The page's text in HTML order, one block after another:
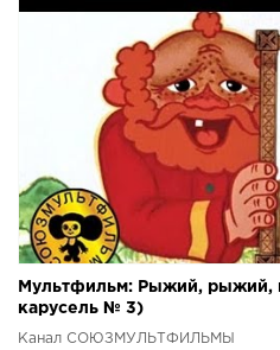
Мультфильм: Рыжий, рыжий,
карусель № 3)
Канал СОЮЗМУЛЬТФИЛЬМЫ